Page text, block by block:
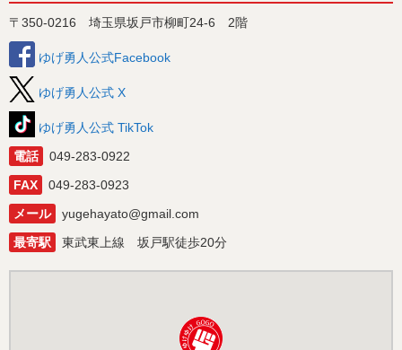
〒350-0216 埼玉県坂戸市柳町24-6 2階
ゆげ勇人公式Facebook
ゆげ勇人公式 X
ゆげ勇人公式 TikTok
電話
049-283-0922
FAX
049-283-0923
メール
yugehayato@gmail.com
最寄駅
東武東上線 坂戸駅徒歩20分